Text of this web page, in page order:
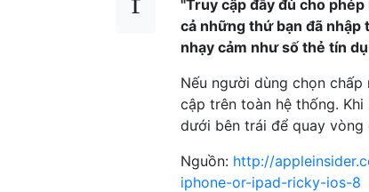
"Truy cập đầy đủ cho
cả những thứ bạn đã nhập
nhạy cảm như số thẻ tín
Nếu người dùng chọn
cập trên toàn hệ thống.
dưới bên trái để quay vòng
Nguồn: http://
iphone-or-ipad-ricky-ios-8